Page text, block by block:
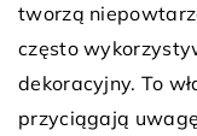
tworzą
często
dekoracyjny. To
przyciągają